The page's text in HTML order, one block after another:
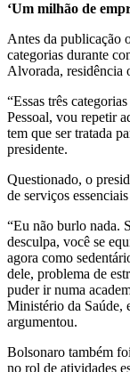
‘Um milhão de
Antes da publicação
categorias durante
Alvorada, residência
“Essas três
Pessoal, vou repetir
tem que ser tratada
presidente.
Questionado, o
de serviços
“Eu não burlo nada.
desculpa, você se
agora como
dele, problema de
puder ir numa
Ministério da Saúde,
argumentou.
Bolsonaro também
no rol de atividades